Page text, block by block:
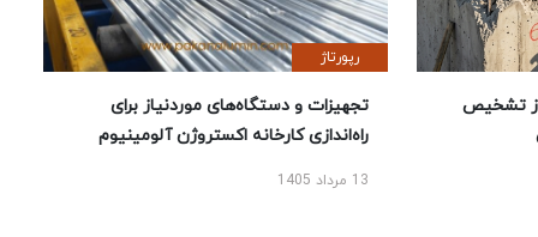
تشخیص
رپورتاژ
تجهیزات و دستگاه‌های موردنیاز برای
راه‌اندازی کارخانه اکستروژن آلومینیوم
13 مرداد 1405